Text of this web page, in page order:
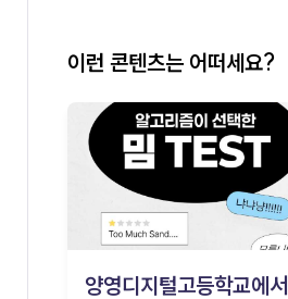
이런 콘텐츠는 어떠세요?
양영디지털고등학교에서